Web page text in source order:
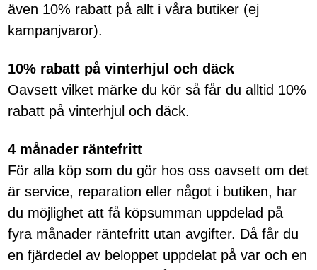
även 10% rabatt på allt i våra butiker (ej
kampanjvaror).
10% rabatt på vinterhjul och däck
Oavsett vilket märke du kör så får du alltid 10%
rabatt på vinterhjul och däck.
4 månader räntefritt
För alla köp som du gör hos oss oavsett om det
är service, reparation eller något i butiken, har
du möjlighet att få köpsumman uppdelad på
fyra månader räntefritt utan avgifter. Då får du
en fjärdedel av beloppet uppdelat på var och en